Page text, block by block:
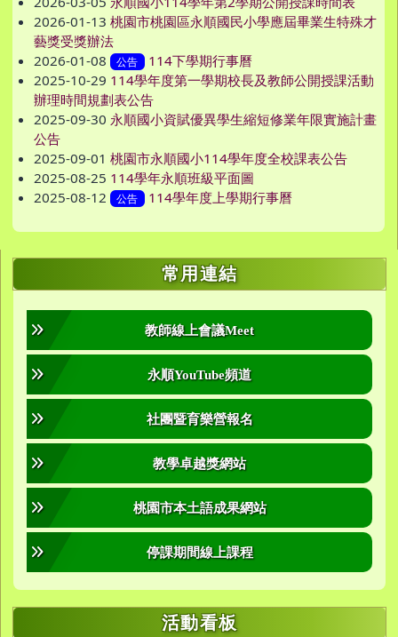
2026-01-13 桃園市桃園區永順國民小學應屆畢業生特殊才
藝獎受獎辦法
2026-01-08
公告
114下學期行事曆
2025-10-29 114學年度第一學期校長及教師公開授課活動
辦理時間規劃表公告
2025-09-30 永順國小資賦優異學生縮短修業年限實施計畫
公告
2025-09-01 桃園市永順國小114學年度全校課表公告
2025-08-25 114學年永順班級平面圖
2025-08-12
公告 114學年度上學期行事曆
右邊區域內容 常用連結
教師線上會議Meet
永順YouTube頻道
社團暨育樂營報名
教學卓越獎網站
桃園市本土語成果網站
停課期間線上課程
活動看板